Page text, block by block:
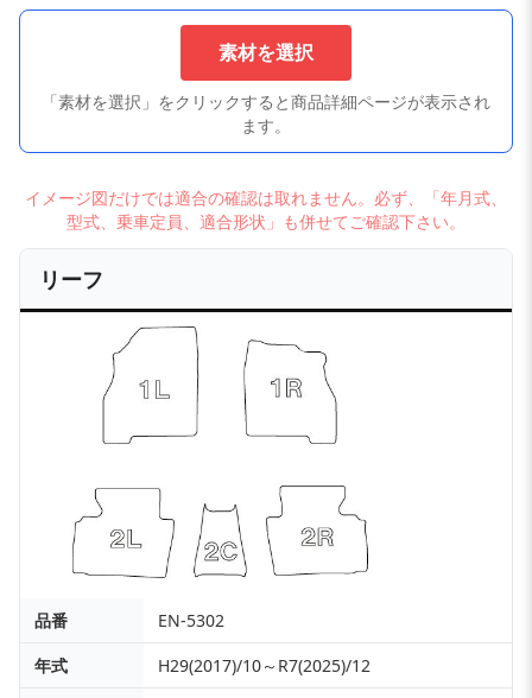
素材を選択
「素材を選択」をクリックすると商品詳細ページが表示され
ます。
イメージ図だけでは適合の確認は取れません。必ず、「年月式、
型式、乗車定員、適合形状」も併せてご確認下さい。
リーフ
品番
EN-5302
年式
H29(2017)/10～R7(2025)/12